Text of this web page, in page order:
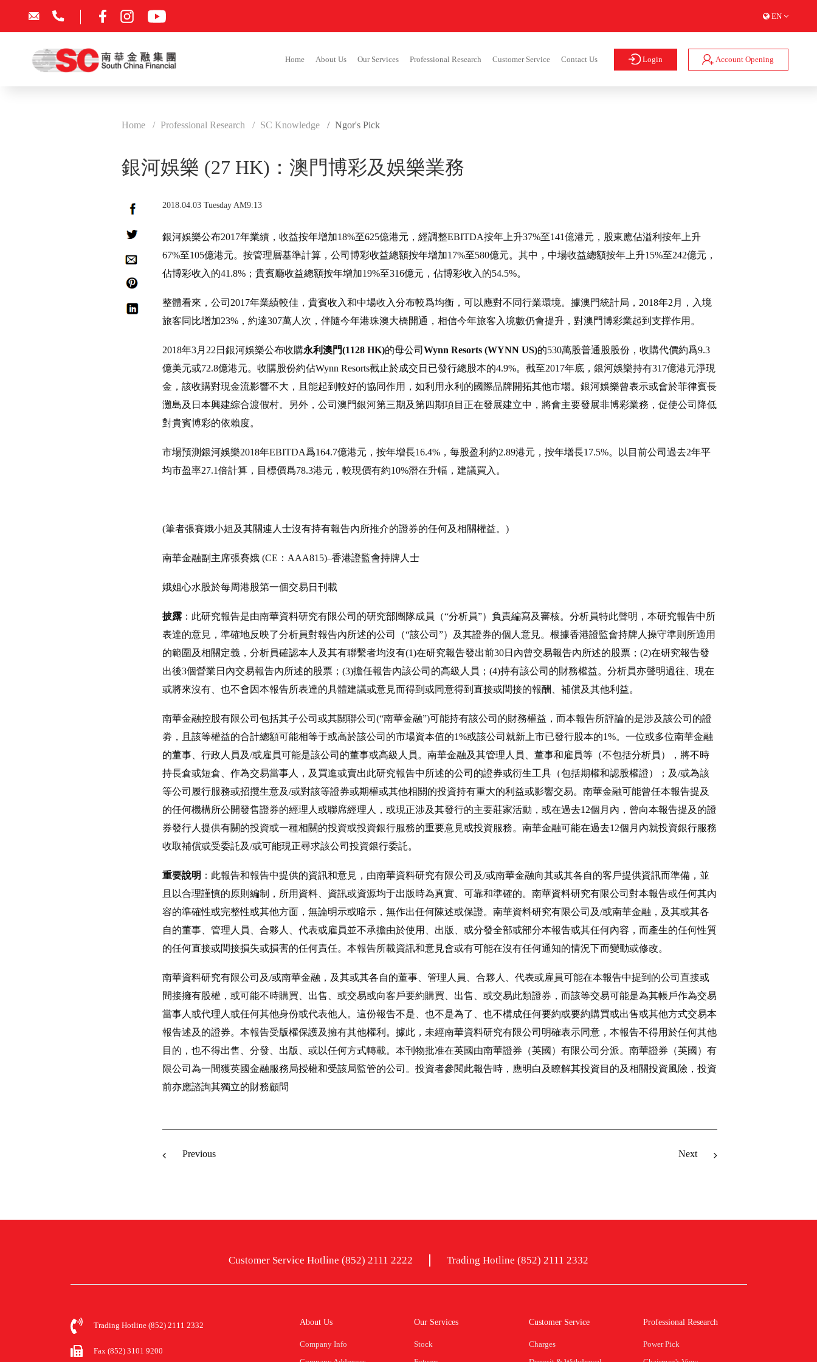
EN
Home About Us Our Services Professional Research Customer Service Contact Us Login Account Opening
Home Professional Research SC Knowledge Ngor's Pick
銀河娛樂 (27 HK)：澳門博彩及娛樂業務
2018.04.03 Tuesday AM9:13
銀河娛樂公布2017年業績，收益按年增加18%至625億港元，經調整EBITDA按年上升37%至141億港元，股東應佔溢利按年上升
67%至105億港元。按管理層基準計算，公司博彩收益總額按年增加17%至580億元。其中，中場收益總額按年上升15%至242億元，
佔博彩收入的41.8%；貴賓廳收益總額按年增加19%至316億元，佔博彩收入的54.5%。
整體看來，公司2017年業績較佳，貴賓收入和中場收入分布較爲均衡，可以應對不同行業環境。據澳門統計局，2018年2月，入境
旅客同比增加23%，約達307萬人次，伴隨今年港珠澳大橋開通，相信今年旅客入境數仍會提升，對澳門博彩業起到支撑作用。
2018年3月22日銀河娛樂公布收購永利澳門(1128 HK)的母公司 Wynn Resorts (WYNN US)的530萬股普通股股份，收購代價約爲9.3
億美元或72.8億港元。收購股份約佔Wynn Resorts截止於成交日已發行總股本的4.9%。截至2017年底，銀河娛樂持有317億港元淨現
金，該收購對現金流影響不大，且能起到較好的協同作用，如利用永利的國際品牌開拓其他市場。銀河娛樂曾表示或會於菲律賓長
灘島及日本興建綜合渡假村。另外，公司澳門銀河第三期及第四期項目正在發展建立中，將會主要發展非博彩業務，促使公司降低
對貴賓博彩的依賴度。
市場預測銀河娛樂2018年EBITDA爲164.7億港元，按年增長16.4%，每股盈利約2.89港元，按年增長17.5%。以目前公司過去2年平
均市盈率27.1倍計算，目標價爲78.3港元，較現價有約10%潛在升幅，建議買入。
(筆者張賽娥小姐及其關連人士沒有持有報告內所推介的證券的任何及相關權益。)
南華金融副主席張賽娥 (CE：AAA815)–香港證監會持牌人士
娥姐心水股於每周港股第一個交易日刊載
披露：此研究報告是由南華資料研究有限公司的研究部團隊成員（“分析員”）負責編寫及審核。分析員特此聲明，本研究報告中所
表達的意見，準確地反映了分析員對報告內所述的公司（“該公司”）及其證券的個人意見。根據香港證監會持牌人操守準則所適用
的範圍及相關定義，分析員確認本人及其有聯繫者均沒有(1)在研究報告發出前30日內曾交易報告內所述的股票；(2)在研究報告發
出後3個營業日內交易報告內所述的股票；(3)擔任報告內該公司的高級人員；(4)持有該公司的財務權益。分析員亦聲明過往、現在
或將來沒有、也不會因本報告所表達的具體建議或意見而得到或同意得到直接或間接的報酬、補償及其他利益。
南華金融控股有限公司包括其子公司或其關聯公司(“南華金融”)可能持有該公司的財務權益，而本報告所評論的是涉及該公司的證
劵，且該等權益的合計總額可能相等于或高於該公司的市場資本值的1%或該公司就新上市已發行股本的1%。一位或多位南華金融
的董事、行政人員及/或雇員可能是該公司的董事或高級人員。南華金融及其管理人員、董事和雇員等（不包括分析員），將不時
持長倉或短倉、作為交易當事人，及買進或賣出此研究報告中所述的公司的證券或衍生工具（包括期權和認股權證）；及/或為該
等公司履行服務或招攬生意及/或對該等證券或期權或其他相關的投資持有重大的利益或影響交易。南華金融可能曾任本報告提及
的任何機構所公開發售證券的經理人或聯席經理人，或現正涉及其發行的主要莊家活動，或在過去12個月內，曾向本報告提及的證
券發行人提供有關的投資或一種相關的投資或投資銀行服務的重要意見或投資服務。南華金融可能在過去12個月內就投資銀行服務
收取補償或受委託及/或可能現正尋求該公司投資銀行委託。
重要說明 ：此報告和報告中提供的資訊和意見，由南華資料研究有限公司及/或南華金融向其或其各自的客戶提供資訊而準備，並
且以合理謹慎的原則編制，所用資料、資訊或資源均于出版時為真實、可靠和準確的。南華資料研究有限公司對本報告或任何其內
容的準確性或完整性或其他方面，無論明示或暗示，無作出任何陳述或保證。南華資料研究有限公司及/或南華金融，及其或其各
自的董事、管理人員、合夥人、代表或雇員並不承擔由於使用、出版、或分發全部或部分本報告或其任何內容，而產生的任何性質
的任何直接或間接損失或損害的任何責任。本報告所載資訊和意見會或有可能在沒有任何通知的情況下而變動或修改。
南華資料研究有限公司及/或南華金融，及其或其各自的董事、管理人員、合夥人、代表或雇員可能在本報告中提到的公司直接或
間接擁有股權，或可能不時購買、出售、或交易或向客戶要約購買、出售、或交易此類證券，而該等交易可能是為其帳戶作為交易
當事人或代理人或任何其他身份或代表他人。這份報告不是、也不是為了、也不構成任何要約或要約購買或出售或其他方式交易本
報告述及的證券。本報告受版權保護及擁有其他權利。據此，未經南華資料研究有限公司明確表示同意，本報告不得用於任何其他
目的，也不得出售、分發、出版、或以任何方式轉載。本刊物批准在英國由南華證券（英國）有限公司分派。南華證券（英國）有
限公司為一間獲英國金融服務局授權和受該局監管的公司。投資者參閱此報告時，應明白及瞭解其投資目的及相關投資風險，投資
前亦應諮詢其獨立的財務顧問
Previous Next
Customer Service Hotline (852) 2111 2222 Trading Hotline (852) 2111 2332
Trading Hotline (852) 2111 2332
Fax (852) 3101 9200
About Us
Company Info
Our Services
Stock
Customer Service
Charges
Professional Research
Power Pick